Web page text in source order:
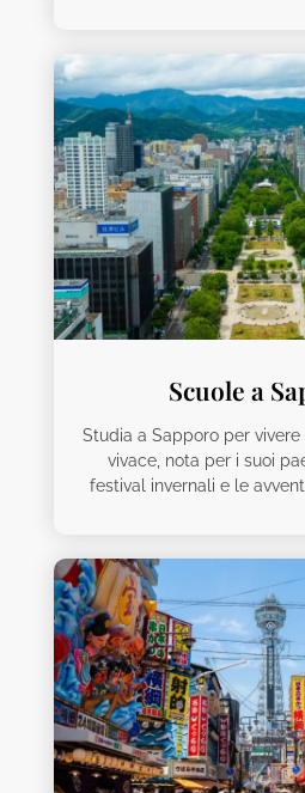
Scuole a
Studia a Sapporo per
vivace, nota per i suoi
festival invernali e le